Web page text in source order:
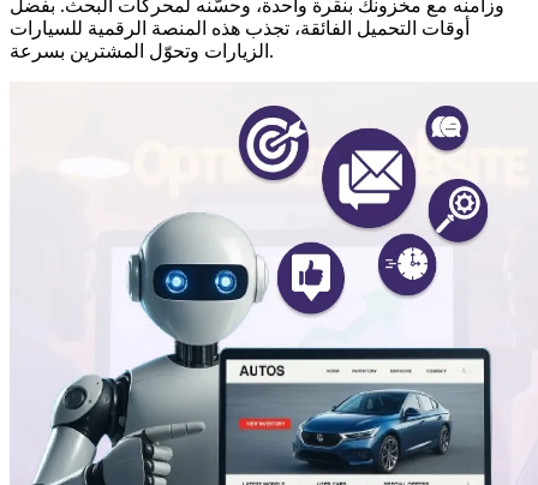
وزامنه مع مخزونك بنقرة واحدة، وحسّنه لمحركات البحث. بفضل
أوقات التحميل الفائقة، تجذب هذه المنصة الرقمية للسيارات
الزيارات وتحوّل المشترين بسرعة.